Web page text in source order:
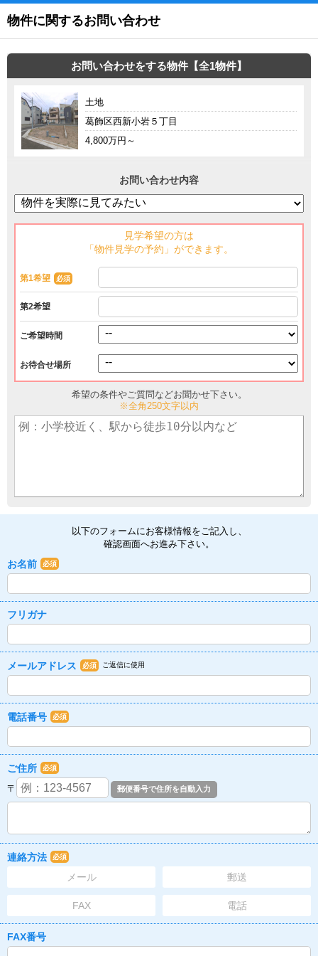
物件に関するお問い合わせ
お問い合わせをする物件【全1物件】
土地
葛飾区西新小岩５丁目
4,800万円～
お問い合わせ内容
見学希望の方は
「物件見学の予約」ができます。
第1希望 必須
第2希望
ご希望時間
お待合せ場所
希望の条件やご質問などお聞かせ下さい。
※全角250文字以内
以下のフォームにお客様情報をご記入し、
確認画面へお進み下さい。
お名前 必須
フリガナ
メールアドレス 必須 ご返信に使用
電話番号 必須
ご住所 必須
〒
連絡方法 必須
メール 郵送
FAX 電話
FAX番号